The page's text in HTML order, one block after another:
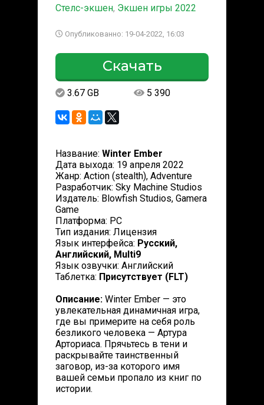
Стелс-экшен, Экшен игры 2022
Опубликованно: 19-04-2022, 16:03
Скачать
3.67 GB 5 390
Название: Winter Ember
Дата выхода: 19 апреля 2022
Жанр: Action (stealth), Adventure
Разработчик: Sky Machine Studios
Издатель: Blowfish Studios, Gamera
Game
Платформа: PC
Тип издания: Лицензия
Язык интерфейса: Русский,
Английский, Multi9
Язык озвучки: Английский
Таблетка: Присутствует (FLT)
Описание: Winter Ember — это
увлекательная динамичная игра,
где вы примерите на себя роль
безликого человека — Артура
Арториаса. Прячьтесь в тени и
раскрывайте таинственный
заговор, из-за которого имя
вашей семьи пропало из книг по
истории.